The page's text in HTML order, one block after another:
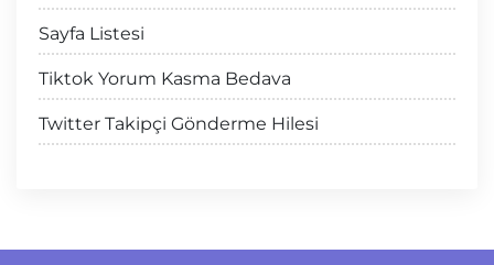
Sayfa Listesi
Tiktok Yorum Kasma Bedava
Twitter Takipçi Gönderme Hilesi